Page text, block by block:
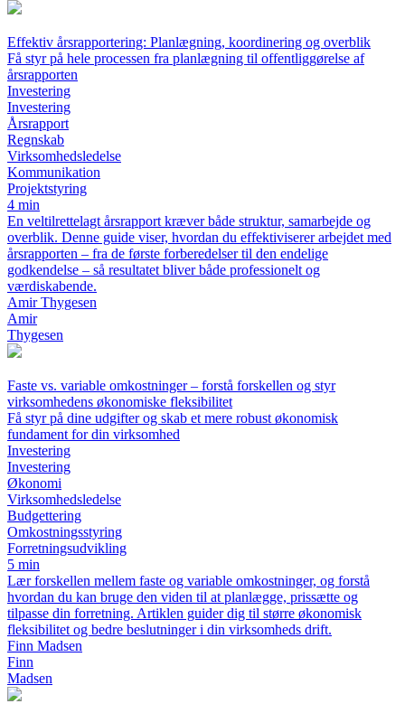
Effektiv årsrapportering: Planlægning, koordinering og overblik
Få styr på hele processen fra planlægning til offentliggørelse af
årsrapporten
Investering
Investering
Årsrapport
Regnskab
Virksomhedsledelse
Kommunikation
Projektstyring
4 min
En veltilrettelagt årsrapport kræver både struktur, samarbejde og
overblik. Denne guide viser, hvordan du effektiviserer arbejdet med
årsrapporten – fra de første forberedelser til den endelige
godkendelse – så resultatet bliver både professionelt og
værdiskabende.
Amir Thygesen
Amir
Thygesen
Faste vs. variable omkostninger – forstå forskellen og styr
virksomhedens økonomiske fleksibilitet
Få styr på dine udgifter og skab et mere robust økonomisk
fundament for din virksomhed
Investering
Investering
Økonomi
Virksomhedsledelse
Budgettering
Omkostningsstyring
Forretningsudvikling
5 min
Lær forskellen mellem faste og variable omkostninger, og forstå
hvordan du kan bruge den viden til at planlægge, prissætte og
tilpasse din forretning. Artiklen guider dig til større økonomisk
fleksibilitet og bedre beslutninger i din virksomheds drift.
Finn Madsen
Finn
Madsen